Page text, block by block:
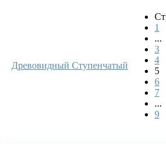
Древовидный Ступенчатый
1
...
3
4
5
6
7
...
9